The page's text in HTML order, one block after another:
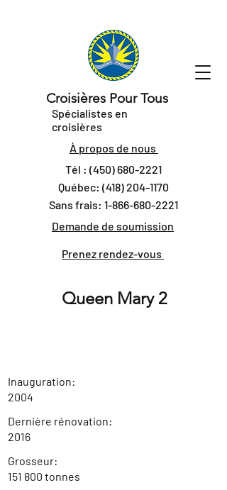
Croisières Pour Tous
Spécialistes en
croisières
À propos de nous
Tél : (450) 680-2221
Québec: (418) 204-1170
Sans frais: 1-866-680-2221
Demande de soumission
Prenez rendez-vous
Queen Mary 2
Inauguration:
2004
Dernière rénovation:
2016
Grosseur:
151 800 tonnes